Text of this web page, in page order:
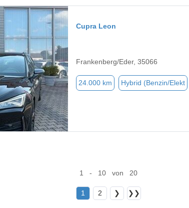
Cupra Leon
Frankenberg/Eder, 35066
24.000 km Hybrid (Benzin/Elekt
1 - 10 von 20
1 2 ❯ ❯❯